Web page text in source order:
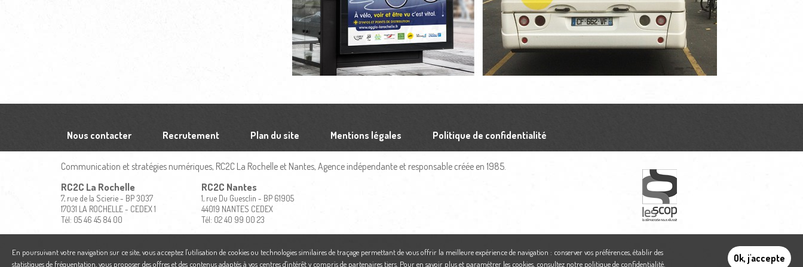
Nous contacter Recrutement Plan du site Mentions légales Politique de confidentialité
Communication et stratégies numériques, RC2C La Rochelle et Nantes, Agence indépendante et responsable créée en 1985.
RC2C La Rochelle
7, rue de la Scierie - BP 3037
17031 LA ROCHELLE - CEDEX 1
Tél: 05 46 45 84 00
RC2C Nantes
1, rue Du Guesclin - BP 61905
44019 NANTES CEDEX
Tél: 02 40 99 00 23
En poursuivant votre navigation sur ce site, vous acceptez l'utilisation de cookies ou technologies similaires de traçage permettant de vous offrir la meilleure expérience de navigation : conserver vos préférences, établir des
statistiques de fréquentation, vous proposer des offres et des contenus adaptés à vos centres d'intérêt y compris de partenaires tiers. Pour en savoir plus et paramétrer les cookies, consultez notre politique de confidentialité Ok, j'accepte